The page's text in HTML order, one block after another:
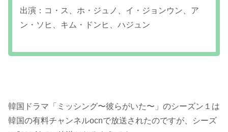
出演：コ・ス、ホ・ジュノ、イ・ジョンウン、ア
ン・ソヒ、キム・ドンヒ、ハジュン
韓国ドラマ「ミッシング〜彼らがいた〜」のシーズン１は
韓国の有料チャンネルocnで放送されたのですが、シーズ